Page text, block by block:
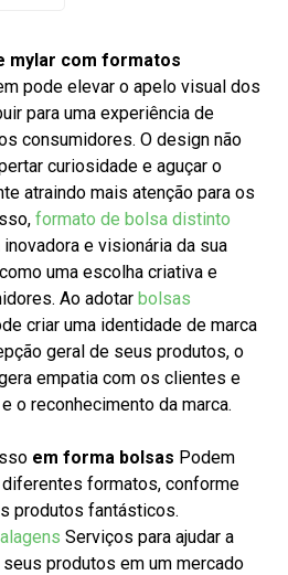
mylar com formatos
pode elevar o apelo visual dos
para uma experiência de
consumidores. O design não
curiosidade e aguçar o
atraindo mais atenção para os
formato de bolsa distinto
e visionária da sua
uma escolha criativa e
Ao adotar bolsas
criar uma identidade de marca
geral de seus produtos, o
empatia com os clientes e
o reconhecimento da marca.
em forma bolsas Podem
formatos, conforme
produtos fantásticos.
Serviços para ajudar a
produtos em um mercado